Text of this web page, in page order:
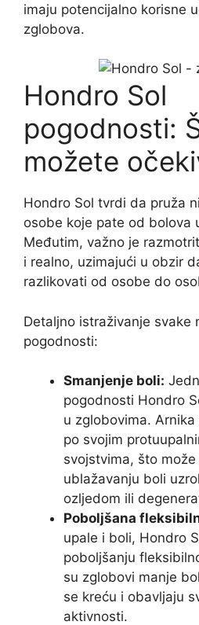
imaju potencijalno korisne
zglobova.
Hondro Sol
pogodnosti:
možete
Hondro Sol tvrdi da pruža
osobe koje pate od bolova
Međutim, važno je
i realno, uzimajući u obzir
razlikovati od osobe do
Detaljno istraživanje svake
pogodnosti:
Smanjenje boli:
pogodnosti Hondro
u zglobovima.
po svojim
svojstvima, što može
ublažavanju boli
ozljedom ili
Poboljšana
upale i boli, Hondro
poboljšanju
su zglobovi manje
se kreću i obavljaju
aktivnosti.